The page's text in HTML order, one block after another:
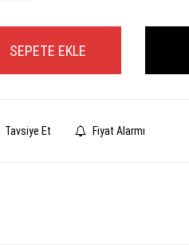
SEPETE EKLE
Tavsiye Et Fiyat Alarmı